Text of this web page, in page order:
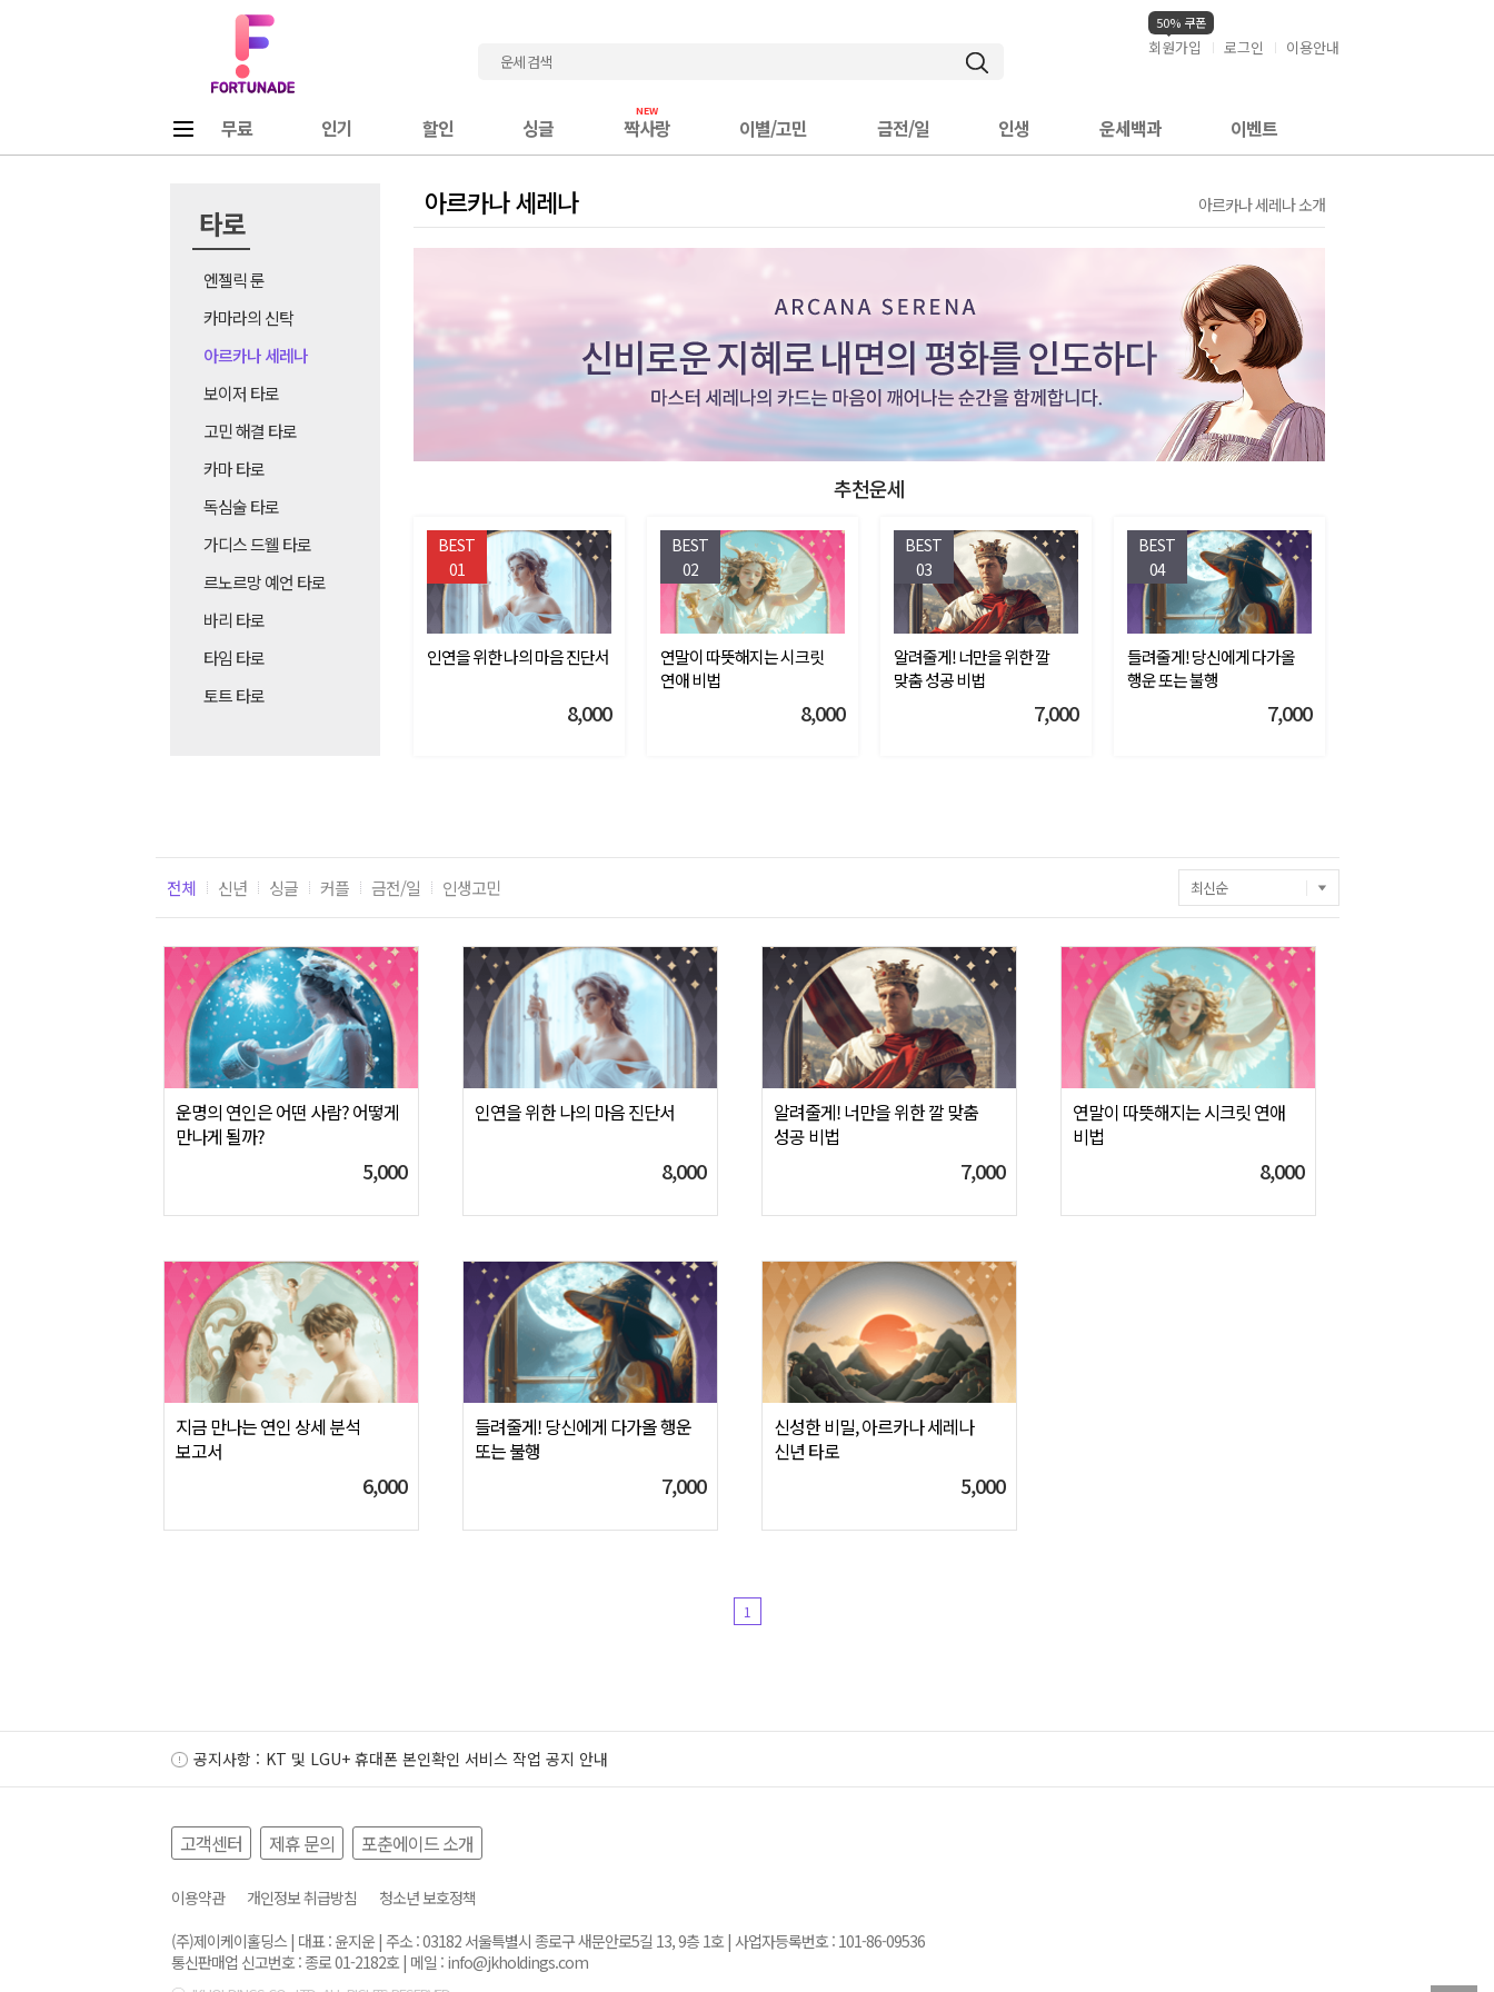
50% 쿠폰
회원가입 로그인 이용안내
무료 인기 할인 싱글 짝사랑 이별/고민 금전/일 인생 운세백과 이벤트
타로
엔젤릭 룬
카마라의 신탁
아르카나 세레나
보이저 타로
고민 해결 타로
카마 타로
독심술 타로
가디스 드웰 타로
르노르망 예언 타로
바리 타로
타임 타로
토트 타로
아르카나 세레나 아르카나 세레나 소개
추천운세
BEST
01
인연을 위한 나의 마음 진단서
8,000
BEST
02
연말이 따뜻해지는 시크릿
연애 비법
8,000
BEST
03
알려줄게! 너만을 위한 깔
맞춤 성공 비법
7,000
BEST
04
들려줄게! 당신에게 다가올
행운 또는 불행
7,000
전체 신년 싱글 커플 금전/일 인생고민
운명의 연인은 어떤 사람? 어떻게
만나게 될까?
5,000
인연을 위한 나의 마음 진단서
8,000
알려줄게! 너만을 위한 깔 맞춤
성공 비법
7,000
연말이 따뜻해지는 시크릿 연애
비법
8,000
지금 만나는 연인 상세 분석
보고서
6,000
들려줄게! 당신에게 다가올 행운
또는 불행
7,000
신성한 비밀, 아르카나 세레나
신년 타로
5,000
1
공지사항 : KT 및 LGU+ 휴대폰 본인확인 서비스 작업 공지 안내
고객센터 제휴 문의 포춘에이드 소개
이용약관 개인정보 취급방침
청소년 보호정책
(주)제이케이홀딩스 | 대표 : 윤지운 | 주소 : 03182 서울특별시 종로구 새문안로5길 13, 9층 1호 | 사업자등록번호 : 101-86-09536
통신판매업 신고번호 : 종로 01-2182호 | 메일 : info@jkholdings.com